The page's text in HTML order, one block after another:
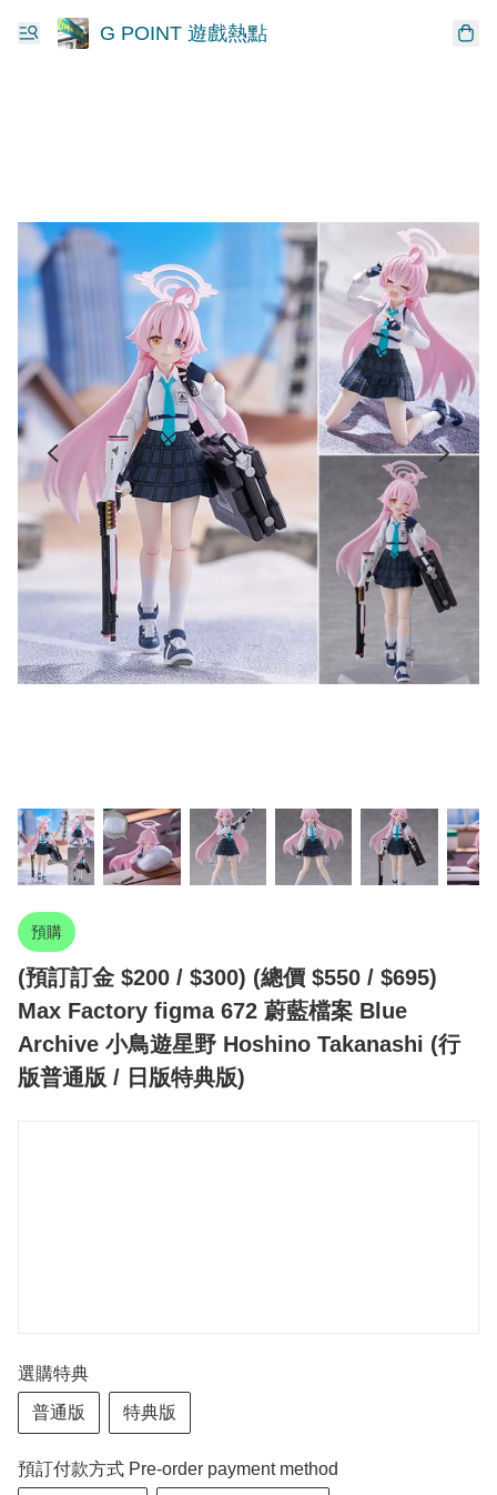
G POINT 遊戲熱點
預購
(預訂訂金 $200 / $300) (總價 $550 / $695)
Max Factory figma 672 蔚藍檔案 Blue
Archive 小鳥遊星野 Hoshino Takanashi (行
版普通版 / 日版特典版)
選購特典
普通版 特典版
預訂付款方式 Pre-order payment method